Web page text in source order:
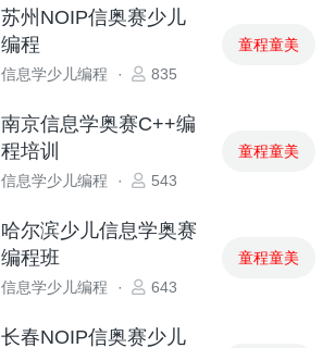
苏州NOIP信奥赛少儿
编程
信息学少儿编程 · 835
童程童美
南京信息学奥赛C++编
程培训
信息学少儿编程 · 543
童程童美
哈尔滨少儿信息学奥赛
编程班
信息学少儿编程 · 643
童程童美
长春NOIP信奥赛少儿